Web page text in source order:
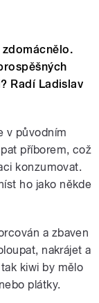
Radí Ladislav
v původním
příborem, což
konzumovat.
ho jako někde
a zbaven
nakrájet a
kiwi by mělo
plátky.